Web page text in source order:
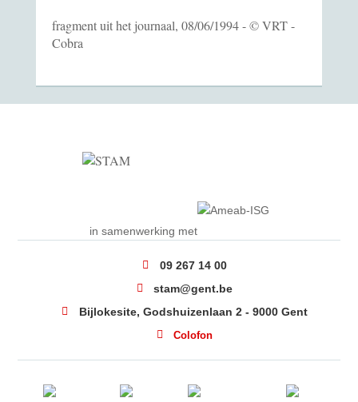
fragment uit het journaal, 08/06/1994 - © VRT -
Cobra
in samenwerking met
09 267 14 00
stam@gent.be
Bijlokesite, Godshuizenlaan 2 - 9000 Gent
Colofon